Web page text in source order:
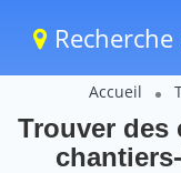
Accueil
Trouver des